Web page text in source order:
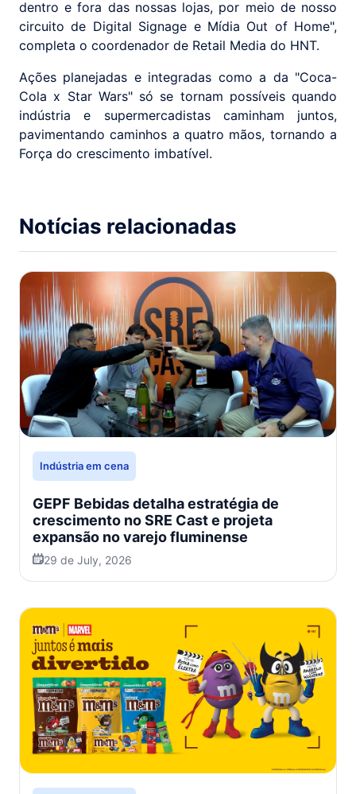
dentro e fora das nossas lojas, por meio de nosso
circuito de Digital Signage e Mídia Out of Home",
completa o coordenador de Retail Media do HNT.
Ações planejadas e integradas como a da "Coca-
Cola x Star Wars" só se tornam possíveis quando
indústria e supermercadistas caminham juntos,
pavimentando caminhos a quatro mãos, tornando a
Força do crescimento imbatível.
Notícias relacionadas
Indústria em cena
GEPF Bebidas detalha estratégia de
crescimento no SRE Cast e projeta
expansão no varejo fluminense
29 de July, 2026